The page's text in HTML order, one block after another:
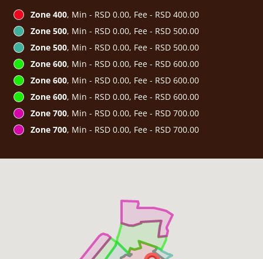
Zone 400, Min - RSD 0.00, Fee - RSD 400.00
Zone 500, Min - RSD 0.00, Fee - RSD 500.00
Zone 500, Min - RSD 0.00, Fee - RSD 500.00
Zone 600, Min - RSD 0.00, Fee - RSD 600.00
Zone 600, Min - RSD 0.00, Fee - RSD 600.00
Zone 600, Min - RSD 0.00, Fee - RSD 600.00
Zone 700, Min - RSD 0.00, Fee - RSD 700.00
Zone 700, Min - RSD 0.00, Fee - RSD 700.00